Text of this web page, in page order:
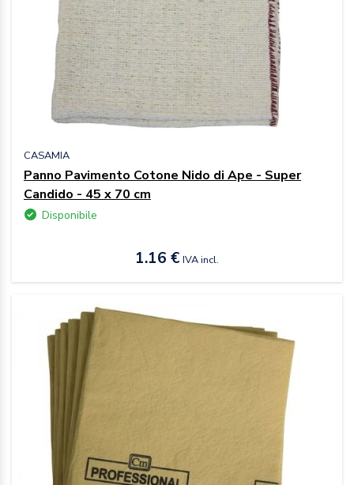
CASAMIA
Panno Pavimento Cotone Nido di Ape - Super
Candido - 45 x 70 cm
Disponibile
1.16 € IVA incl.